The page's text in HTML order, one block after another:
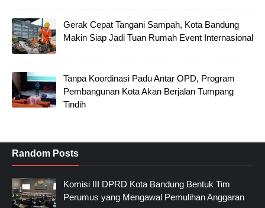
Gerak Cepat Tangani Sampah, Kota Bandung
Makin Siap Jadi Tuan Rumah Event Internasional
Tanpa Koordinasi Padu Antar OPD, Program
Pembangunan Kota Akan Berjalan Tumpang
Tindih
Random Posts
Komisi III DPRD Kota Bandung Bentuk Tim
Perumus yang Mengawal Pemulihan Anggaran